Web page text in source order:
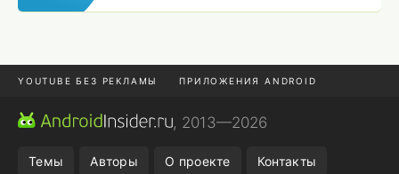
YOUTUBE БЕЗ РЕКЛАМЫ ПРИЛОЖЕНИЯ ANDROID
МЕССЕНДЖЕРЫ ONE UI 8.5
, 2013—2026
Темы Авторы О проекте Контакты